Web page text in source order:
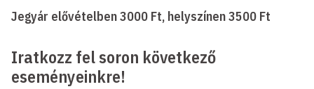
Jegyár elővételben 3000 Ft, helyszínen 3500 Ft
Iratkozz fel soron következő
eseményeinkre!